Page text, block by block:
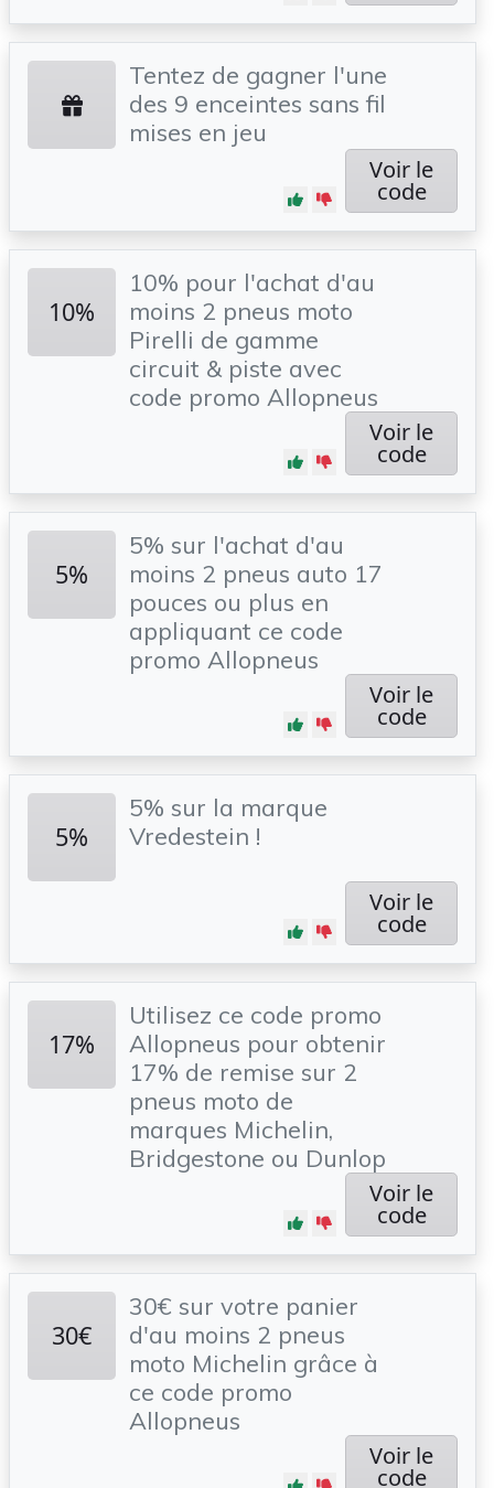
Tentez de gagner l'une
des 9 enceintes sans fil
mises en jeu
Voir le
code
10%
10% pour l'achat d'au
moins 2 pneus moto
Pirelli de gamme
circuit & piste avec
code promo Allopneus
Voir le
code
5%
5% sur l'achat d'au
moins 2 pneus auto 17
pouces ou plus en
appliquant ce code
promo Allopneus
Voir le
code
5%
5% sur la marque
Vredestein !
Voir le
code
17%
Utilisez ce code promo
Allopneus pour obtenir
17% de remise sur 2
pneus moto de
marques Michelin,
Bridgestone ou Dunlop
Voir le
code
30€
30€ sur votre panier
d'au moins 2 pneus
moto Michelin grâce à
ce code promo
Allopneus
Voir le
code